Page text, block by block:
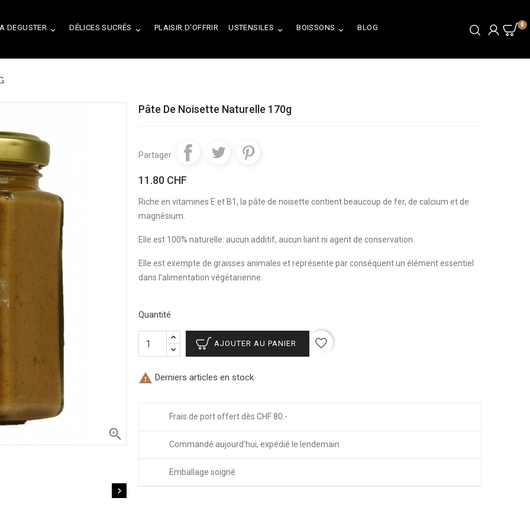
0

A DEGUSTER 
DÉLICES SUCRÉS PLAISIR D'OFFRIR 
USTENSILES 
BOISSONS BLOG


Pâte De Noisette Naturelle 170g
Partager
11.80 CHF
Riche en vitamines E et B1, la pâte de noisette contient beaucoup de fer, de calcium et de
magnésium.
Elle est 100% naturelle: aucun additif, aucun liant ni agent de conservation.
Elle est exempte de graisses animales et représente par conséquent un élément essentiel
dans l’alimentation végétarienne.
Quantité
AJOUTER AU PANIER favorite_border
 Derniers articles en stock
Frais de port offert dès CHF 80.-
Commandé aujourd'hui, expédié le lendemain
Emballage soigné